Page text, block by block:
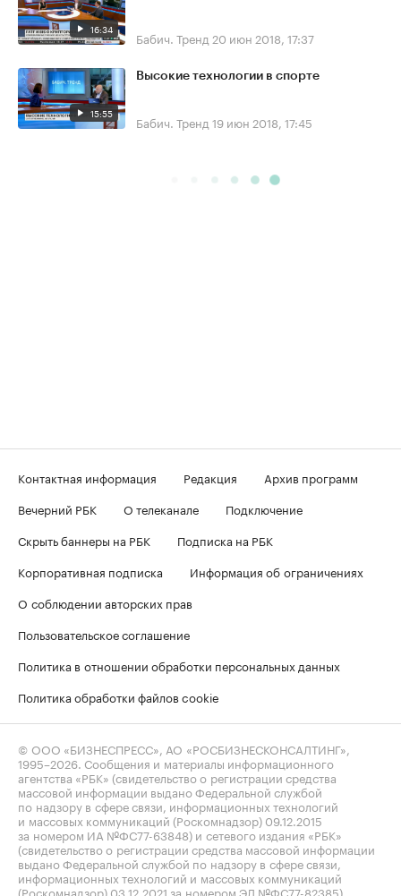
16:34 Бабич. Тренд 20 июн 2018, 17:37
15:55
Высокие технологии в спорте
Бабич. Тренд 19 июн 2018, 17:45
Контактная информация Редакция
Архив программ
Вечерний РБК
О телеканале
Подключение
Скрыть баннеры на РБК
Подписка на РБК
Корпоративная подписка
Информация об ограничениях
О соблюдении авторских прав
Пользовательское соглашение
Политика в отношении обработки персональных данных
Политика обработки файлов cookie
© ООО «БИЗНЕСПРЕСС», АО «РОСБИЗНЕСКОНСАЛТИНГ»,
1995–2026 . Сообщения и материалы информационного
агентства «РБК» (свидетельство о регистрации средства
массовой информации выдано Федеральной службой
по надзору в сфере связи, информационных технологий
и массовых коммуникаций (Роскомнадзор) 09.12.2015
за номером ИА №ФС77-63848) и сетевого издания «РБК»
(свидетельство о регистрации средства массовой информации
выдано Федеральной службой по надзору в сфере связи,
информационных технологий и массовых коммуникаций
(Роскомнадзор) 03.12.2021 за номером ЭЛ №ФС77-82385)